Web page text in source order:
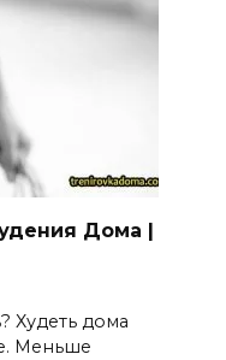
Дома |
Худеть дома
Меньше